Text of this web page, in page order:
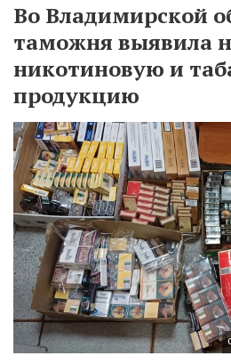
Во Владимирской
таможня выявила
никотиновую и
продукцию